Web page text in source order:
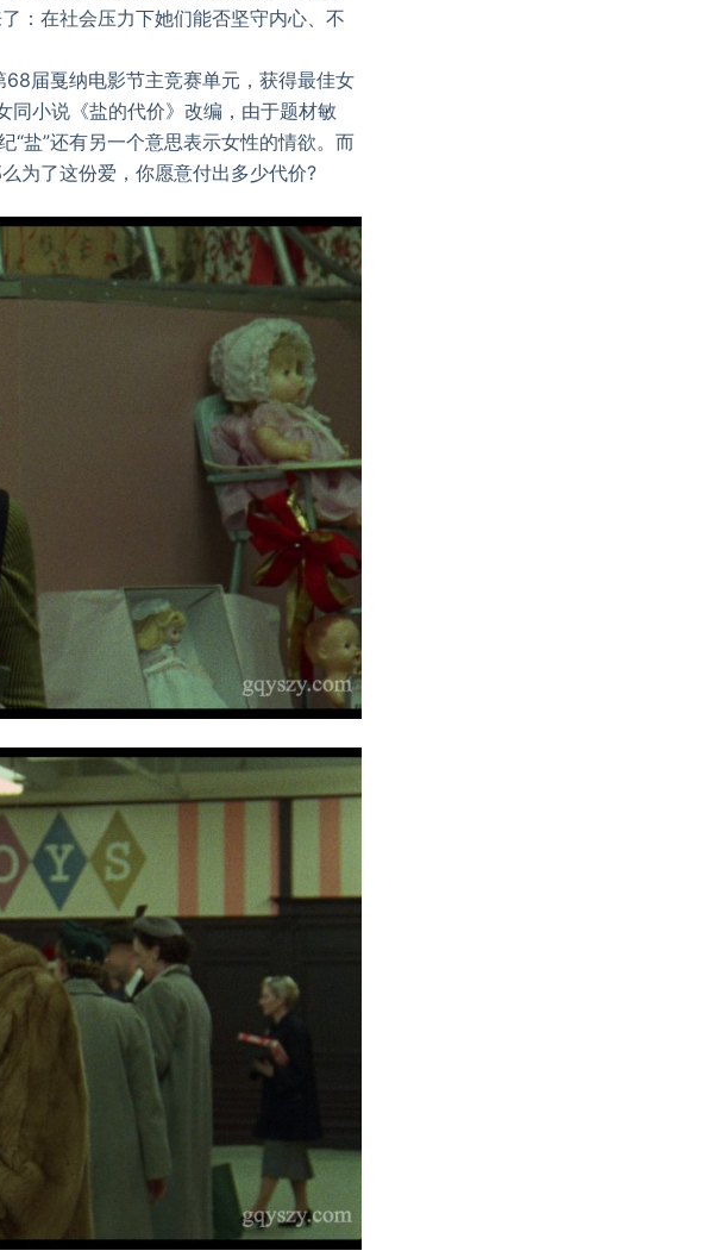
：在社会压力下她们能否坚守内心、不
届戛纳电影节主竞赛单元，获得最佳女
同小说《盐的代价》改编，由于题材敏
“盐”还有另一个意思表示女性的情欲。而
为了这份爱，你愿意付出多少代价?